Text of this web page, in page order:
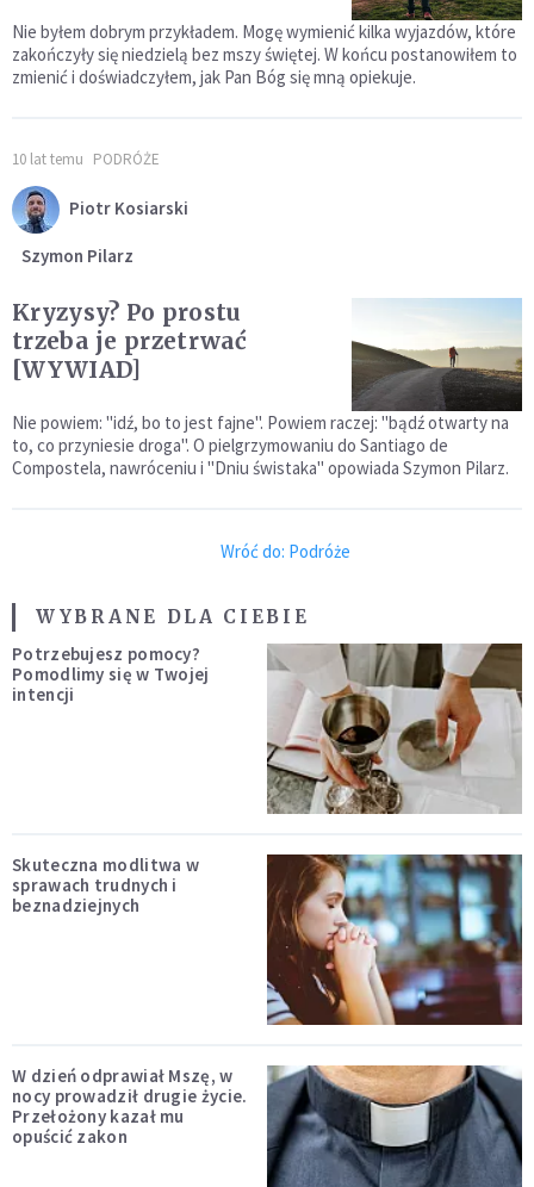
Nie byłem dobrym przykładem. Mogę wymienić kilka wyjazdów, które
zakończyły się niedzielą bez mszy świętej. W końcu postanowiłem to
zmienić i doświadczyłem, jak Pan Bóg się mną opiekuje.
10 lat temu PODRÓŻE
Piotr Kosiarski
Szymon Pilarz
Kryzysy? Po prostu
trzeba je przetrwać
[WYWIAD]
Nie powiem: "idź, bo to jest fajne". Powiem raczej: "bądź otwarty na
to, co przyniesie droga". O pielgrzymowaniu do Santiago de
Compostela, nawróceniu i "Dniu świstaka" opowiada Szymon Pilarz.
Wróć do: Podróże
WYBRANE DLA CIEBIE
Potrzebujesz pomocy?
Pomodlimy się w Twojej
intencji
Skuteczna modlitwa w
sprawach trudnych i
beznadziejnych
W dzień odprawiał Mszę, w
nocy prowadził drugie życie.
Przełożony kazał mu
opuścić zakon